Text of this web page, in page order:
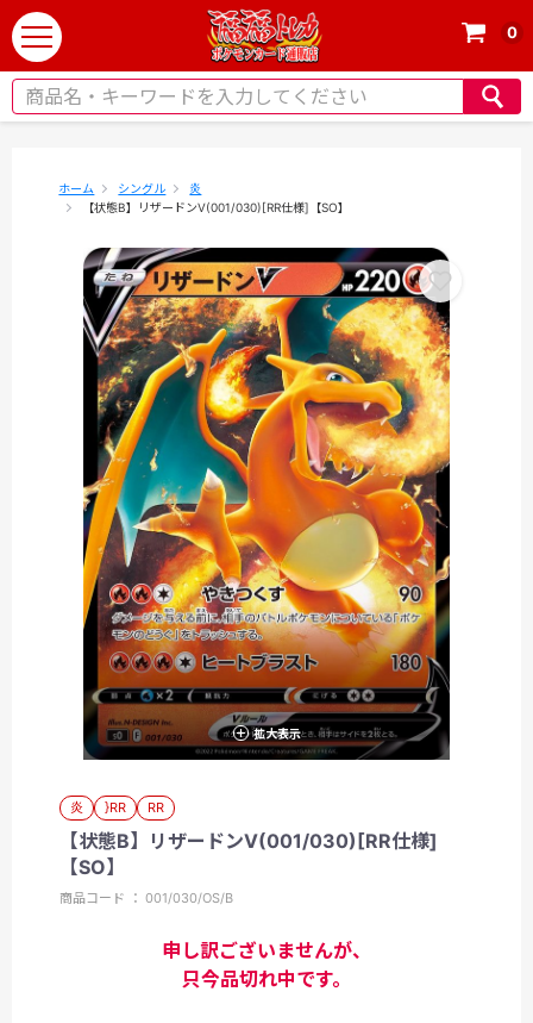
t
o
g
0
ホーム シングル
炎
【状態B】リザードンV(001/030)[RR仕様]【SO】
拡大表示
炎 }RR RR
【状態B】リザードンV(001/030)[RR仕様]
【SO】
商品コード ： 001/030/OS/B
申し訳ございませんが、
只今品切れ中です。